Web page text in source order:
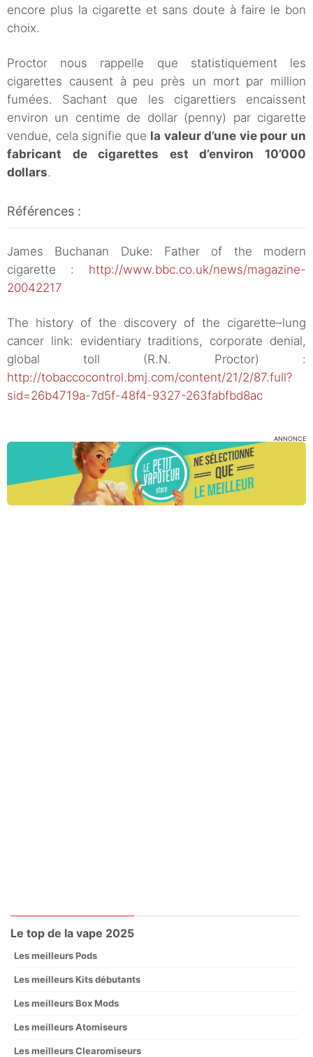
encore plus la cigarette et sans doute à faire le bon
choix.
Proctor nous rappelle que statistiquement les
cigarettes causent à peu près un mort par million
fumées. Sachant que les cigarettiers encaissent
environ un centime de dollar (penny) par cigarette
vendue, cela signifie que la valeur d’une vie pour un
fabricant de cigarettes est d’environ 10’000
dollars.
Références :
James Buchanan Duke: Father of the modern
cigarette : http://www.bbc.co.uk/news/magazine-
20042217
The history of the discovery of the cigarette–lung
cancer link: evidentiary traditions, corporate denial,
global toll (R.N. Proctor) :
http://tobaccocontrol.bmj.com/content/21/2/87.full?
sid=26b4719a-7d5f-48f4-9327-263fabfbd8ac
ANNONCE
Le top de la vape 2025
Les meilleurs Pods
Les meilleurs Kits débutants
Les meilleurs Box Mods
Les meilleurs Atomiseurs
Les meilleurs Clearomiseurs